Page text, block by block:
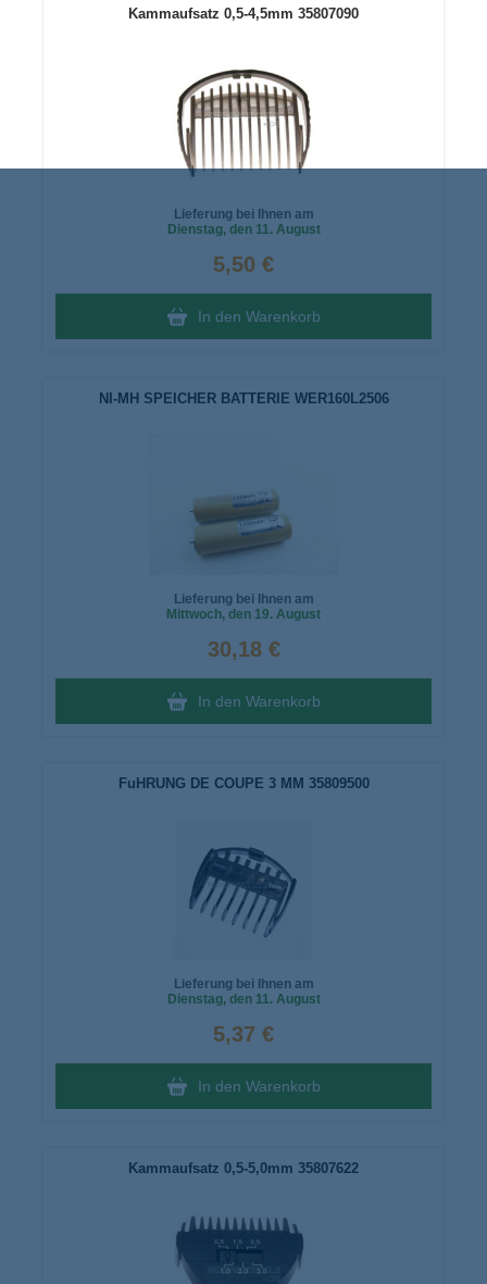
Kammaufsatz 0,5-4,5mm 35807090
Lieferung bei Ihnen am
Dienstag, den 11. August
5,50 €
In den Warenkorb
NI-MH SPEICHER BATTERIE WER160L2506
Lieferung bei Ihnen am
Mittwoch, den 19. August
30,18 €
In den Warenkorb
FuHRUNG DE COUPE 3 MM 35809500
Lieferung bei Ihnen am
Dienstag, den 11. August
5,37 €
In den Warenkorb
Kammaufsatz 0,5-5,0mm 35807622